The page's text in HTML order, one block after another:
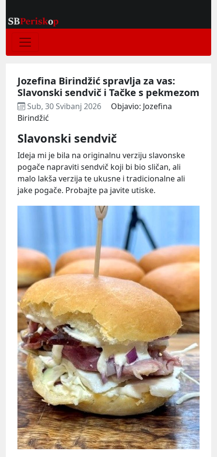
Jozefina Birindžić spravlja za vas:
Slavonski sendvič i Tačke s pekmezom
Sub, 30 Svibanj 2026
Objavio: Jozefina
Birindžić
Slavonski sendvič
Ideja mi je bila na originalnu verziju slavonske
pogače napraviti sendvič koji bi bio sličan, ali
malo lakša verzija te ukusne i tradicionalne ali
jake pogače. Probajte pa javite utiske.